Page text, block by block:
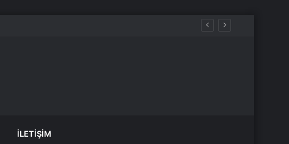
İLETIŞIM